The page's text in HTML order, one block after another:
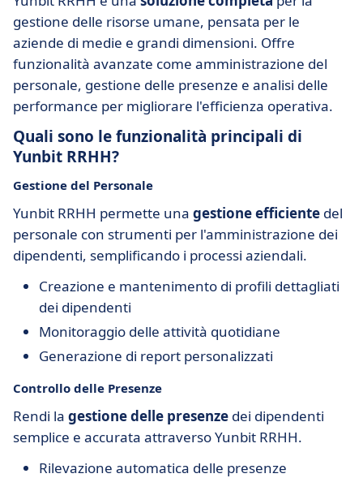
gestione delle risorse umane, pensata per le
aziende di medie e grandi dimensioni. Offre
funzionalità avanzate come amministrazione del
personale, gestione delle presenze e analisi delle
performance per migliorare l'efficienza operativa.
Quali sono le funzionalità principali di
Yunbit RRHH?
Gestione del Personale
Yunbit RRHH permette una gestione efficiente del
personale con strumenti per l'amministrazione dei
dipendenti, semplificando i processi aziendali.
Creazione e mantenimento di profili dettagliati
dei dipendenti
Monitoraggio delle attività quotidiane
Generazione di report personalizzati
Controllo delle Presenze
Rendi la gestione delle presenze dei dipendenti
semplice e accurata attraverso Yunbit RRHH.
Rilevazione automatica delle presenze